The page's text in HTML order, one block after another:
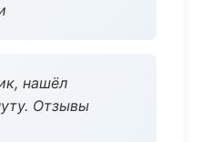
нашёл
Отзывы